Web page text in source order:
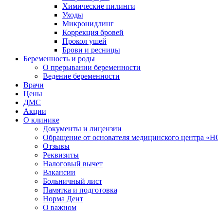
Химические пилинги
Уходы
Микронидлинг
Коррекция бровей
Прокол ушей
Брови и ресницы
Беременность и роды
О прерывании беременности
Ведение беременности
Врачи
Цены
ДМС
Акции
О клинике
Документы и лицензии
Обращение от основателя медицинского центра
Отзывы
Реквизиты
Налоговый вычет
Вакансии
Больничный лист
Памятка и подготовка
Норма Дент
О важном